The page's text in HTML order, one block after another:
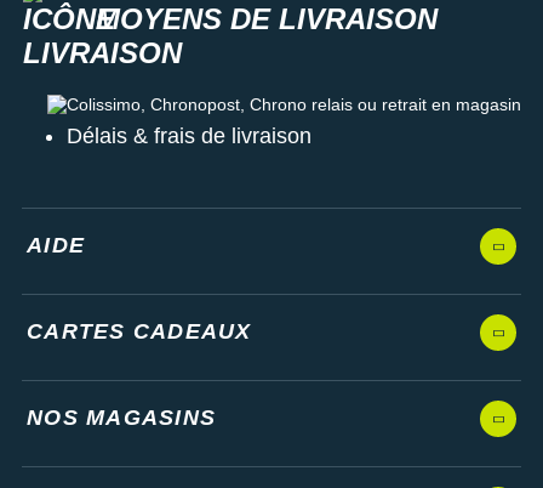
MOYENS DE LIVRAISON
Colissimo, Chronopost, Chrono relais ou retrait en magasin
Délais & frais de livraison
AIDE
CARTES CADEAUX
NOS MAGASINS